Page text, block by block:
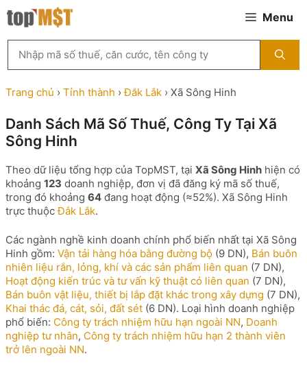
Chuyển
đến
Menu
kiếm
MST
theo
tên
ty,
người
diện
hoặc
mã
số
...
Trang chủ › Tỉnh thành ›Đắk Lắk › Xã Sông Hinh
Danh Sách Mã Số Thuế, Công Ty Tại Xã
Sông Hinh
Theo dữ liệu tổng hợp của TopMST, tại Xã Sông Hinh hiện có
khoảng 123 doanh nghiệp, đơn vị đã đăng ký mã số thuế,
trong đó khoảng 64 đang hoạt động (≈52%). Xã Sông Hinh
trực thuộcĐắk Lắk.
Các ngành nghề kinh doanh chính phổ biến nhất tại Xã Sông
Hinh gồm: Vận tải hàng hóa bằng đường bộ (9 DN), Bán buôn
nhiên liệu rắn, lỏng, khí và các sản phẩm liên quan (7 DN),
Hoạt động kiến trúc và tư vấn kỹ thuật có liên quan (7 DN),
Bán buôn vật liệu, thiết bị lắp đặt khác trong xây dựng (7 DN),
Khai thác đá, cát, sỏi, đất sét (6 DN). Loại hình doanh nghiệp
phổ biến: Công ty trách nhiệm hữu hạn ngoài NN, Doanh
nghiệp tư nhân, Công ty trách nhiệm hữu hạn 2 thành viên
trở lên ngoài NN.